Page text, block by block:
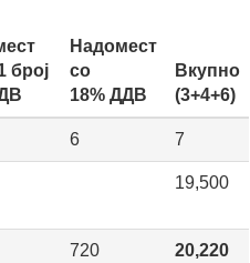
број
Надомест
со
18% ДДВ
Вкупно
(3+4+6)
6 7
19,500
720 20,220